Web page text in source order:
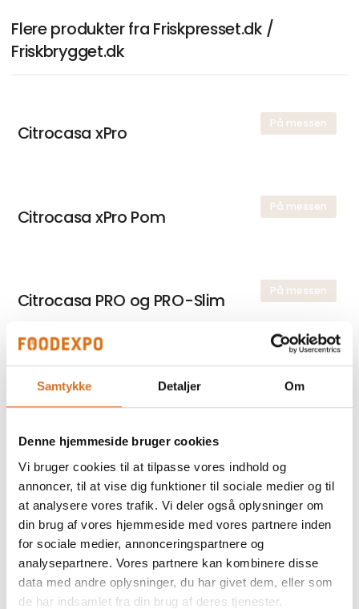
Samtykke Detaljer Om
Denne hjemmeside bruger cookies
Vi bruger cookies til at tilpasse vores indhold og
annoncer, til at vise dig funktioner til sociale medier og til
at analysere vores trafik. Vi deler også oplysninger om
din brug af vores hjemmeside med vores partnere inden
for sociale medier, annonceringspartnere og
analysepartnere. Vores partnere kan kombinere disse
data med andre oplysninger, du har givet dem, eller som
de har indsamlet fra din brug af deres tjenester.
Flere produkter fra Friskpresset.dk /
Friskbrygget.dk
På messen
Citrocasa xPro
På messen
Citrocasa xPro Pom
På messen
Citrocasa PRO og PRO-Slim
Citrocasa Revolution
Reneka Life 2G HC Touch
AromaPerfect LatteArt
På messen
Reneka Family Compact 2 Black (Latte
Art) Espresso Coffee